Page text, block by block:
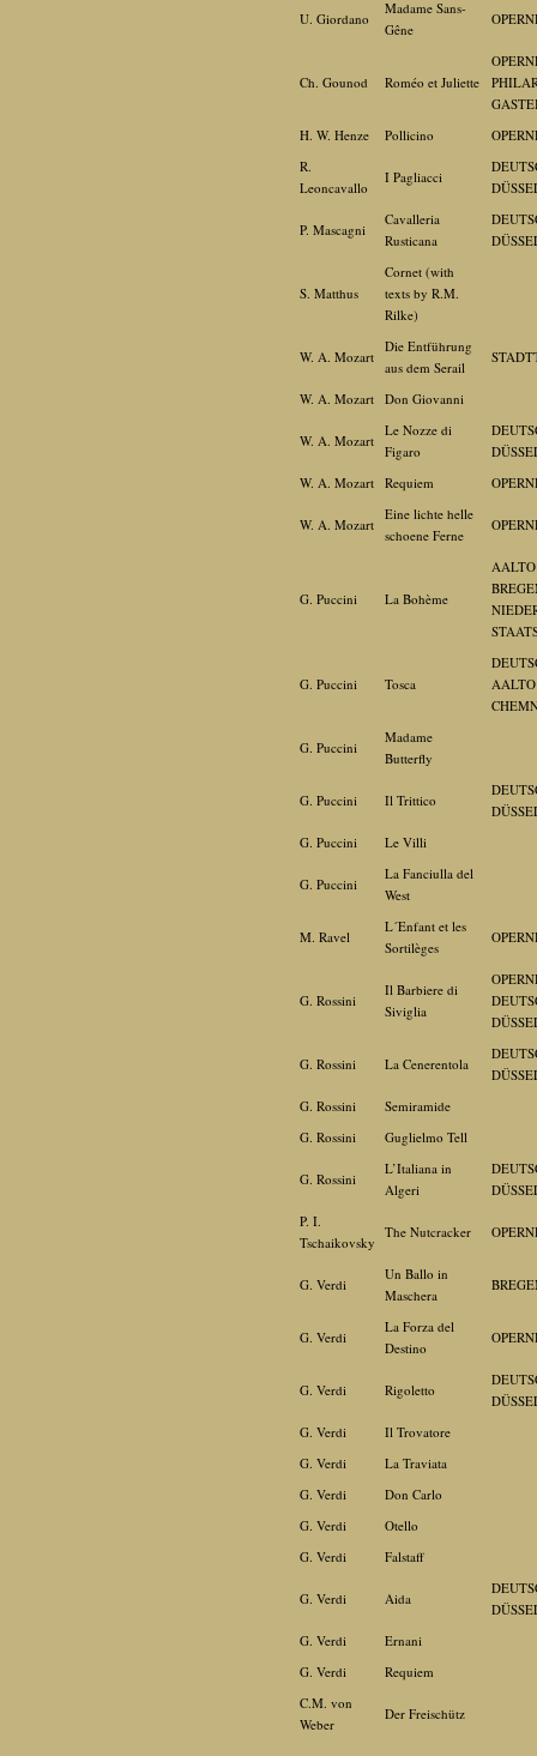
U. Giordano
Madame Sans-
Gêne
Ch. Gounod Roméo et Juliette
H. W. Henze
Pollicino
R.
Leoncavallo
I Pagliacci
P. Mascagni
Cavalleria
Rusticana
S. Matthus
Cornet (with
texts by R.M.
Rilke)
W. A. Mozart
Die Entführung
aus dem Serail
W. A. Mozart Don Giovanni
W. A. Mozart
Le Nozze di
Figaro
W. A. Mozart Requiem
W. A. Mozart
Eine lichte helle
schoene Ferne
G. Puccini La Bohème
AALTO
G. Puccini Tosca
AALTO
G. Puccini
Madame
Butterfly
G. Puccini Il Trittico
G. Puccini
Le Villi
G. Puccini
La Fanciulla del
West
M. Ravel
L´Enfant et les
Sortilèges
G. Rossini
Il Barbiere di
Siviglia
G. Rossini La Cenerentola
G. Rossini
Semiramide
G. Rossini
Guglielmo Tell
G. Rossini
L’Italiana in
Algeri
P. I.
Tschaikovsky
The Nutcracker
G. Verdi
Un Ballo in
Maschera
G. Verdi
La Forza del
Destino
G. Verdi Rigoletto
G. Verdi
Il Trovatore
G. Verdi
La Traviata
G. Verdi
Don Carlo
G. Verdi
Otello
G. Verdi
Falstaff
G. Verdi Aida
G. Verdi
Ernani
G. Verdi
Requiem
C.M. von
Weber
Der Freischütz